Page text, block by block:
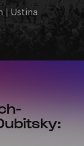
| Ustina